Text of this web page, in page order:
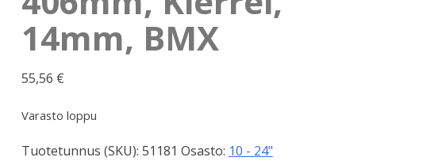
14mm, BMX
55,56 €
Varasto loppu
Tuotetunnus (SKU): 51181 Osasto: 10 - 24"